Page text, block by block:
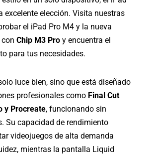
excelente elección. Visita nuestras
el iPad Pro M4 y la nueva
Chip M3 Pro y encuentra el
para tus necesidades.
luce bien, sino que está diseñado
profesionales como Final Cut
y Procreate, funcionando sin
Su capacidad de rendimiento
videojuegos de alta demanda
mientras la pantalla Liquid